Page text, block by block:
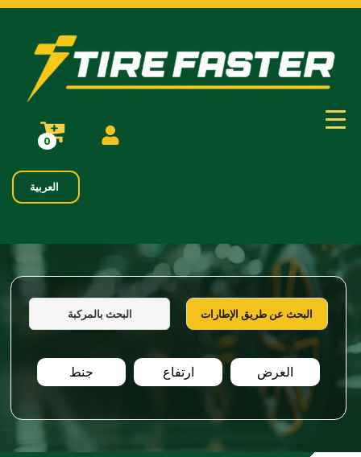
0
العربية
البحث عن طريق الإطارات البحث بالمركبة
العرض ارتفاع جنط